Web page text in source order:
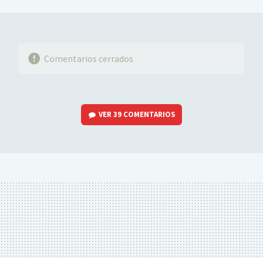
Comentarios cerrados
VER39 COMENTARIOS